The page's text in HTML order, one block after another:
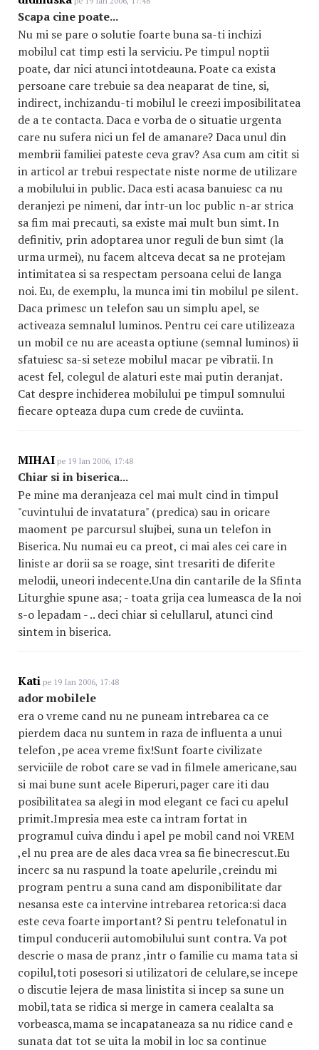
Scapa cine poate...
Nu mi se pare o solutie foarte buna sa-ti inchizi
mobilul cat timp esti la serviciu. Pe timpul noptii
poate, dar nici atunci intotdeauna. Poate ca exista
persoane care trebuie sa dea neaparat de tine, si,
indirect, inchizandu-ti mobilul le creezi imposibilitatea
de a te contacta. Daca e vorba de o situatie urgenta
care nu sufera nici un fel de amanare? Daca unul din
membrii familiei pateste ceva grav? Asa cum am citit si
in articol ar trebui respectate niste norme de utilizare
a mobilului in public. Daca esti acasa banuiesc ca nu
deranjezi pe nimeni, dar intr-un loc public n-ar strica
sa fim mai precauti, sa existe mai mult bun simt. In
definitiv, prin adoptarea unor reguli de bun simt (la
urma urmei), nu facem altceva decat sa ne protejam
intimitatea si sa respectam persoana celui de langa
noi. Eu, de exemplu, la munca imi tin mobilul pe silent.
Daca primesc un telefon sau un simplu apel, se
activeaza semnalul luminos. Pentru cei care utilizeaza
un mobil ce nu are aceasta optiune (semnal luminos) ii
sfatuiesc sa-si seteze mobilul macar pe vibratii. In
acest fel, colegul de alaturi este mai putin deranjat.
Cat despre inchiderea mobilului pe timpul somnului
fiecare opteaza dupa cum crede de cuviinta.
MIHAI pe 19 Ian 2006, 17:48
Chiar si in biserica...
Pe mine ma deranjeaza cel mai mult cind in timpul
"cuvintului de invatatura" (predica) sau in oricare
maoment pe parcursul slujbei, suna un telefon in
Biserica. Nu numai eu ca preot, ci mai ales cei care in
liniste ar dorii sa se roage, sint tresariti de diferite
melodii, uneori indecente.Una din cantarile de la Sfinta
Liturghie spune asa; - toata grija cea lumeasca de la noi
s-o lepadam - .. deci chiar si celullarul, atunci cind
sintem in biserica.
Kati pe 19 Ian 2006, 17:48
ador mobilele
era o vreme cand nu ne puneam intrebarea ca ce
pierdem daca nu suntem in raza de influenta a unui
telefon ,pe acea vreme fix!Sunt foarte civilizate
serviciile de robot care se vad in filmele americane,sau
si mai bune sunt acele Biperuri,pager care iti dau
posibilitatea sa alegi in mod elegant ce faci cu apelul
primit.Impresia mea este ca intram fortat in
programul cuiva dindu i apel pe mobil cand noi VREM
,el nu prea are de ales daca vrea sa fie binecrescut.Eu
incerc sa nu raspund la toate apelurile ,creindu mi
program pentru a suna cand am disponibilitate dar
nesansa este ca intervine intrebarea retorica:si daca
este ceva foarte important? Si pentru telefonatul in
timpul conducerii automobilului sunt contra. Va pot
descrie o masa de pranz ,intr o familie cu mama tata si
copilul,toti posesori si utilizatori de celulare,se incepe
o discutie lejera de masa linistita si incep sa sune un
mobil,tata se ridica si merge in camera cealalta sa
vorbeasca,mama se incapataneaza sa nu ridice cand e
sunata dat tot se uita la mobil in loc sa continue